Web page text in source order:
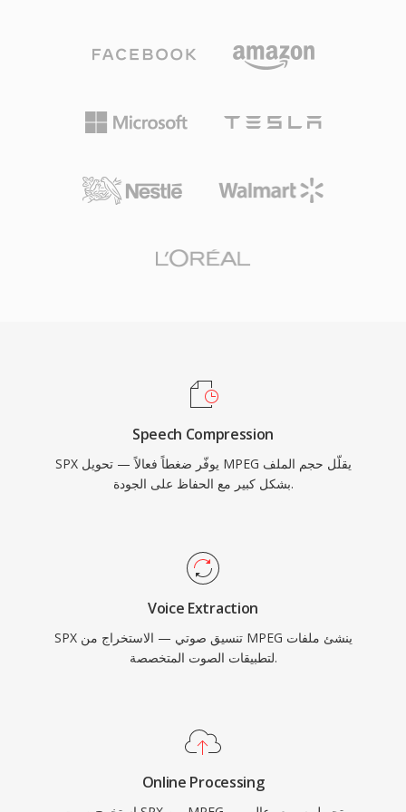
منذ ذلك الحين، من MPEG-2 حتى H.264 وما بعده.
رغم تجاوزه منذ زمن في كفاءة الضغط، يظل MPEG-
ترميز بمعدل بت متغير يتكيف آنياً مع تعقيد الكلام. من
والمرخصة بترخيص BSD، مما أتاح للمطورين تضمينه
بحرية في المنتجات التجارية والمفتوحة المصدر. يجمع
والتحكم التلقائي في الكسب، وهي ميزات تفوّضها
Speech Compression
SPX يوفّر ضغطاً فعالاً — تحويل MPEG يقلّل حجم الملف
بشكل كبير مع الحفاظ على الجودة.
Voice Extraction
SPX تنسيق صوتي — الاستخراج من MPEG ينشئ ملفات
لتطبيقات الصوت المتخصصة.
Online Processing